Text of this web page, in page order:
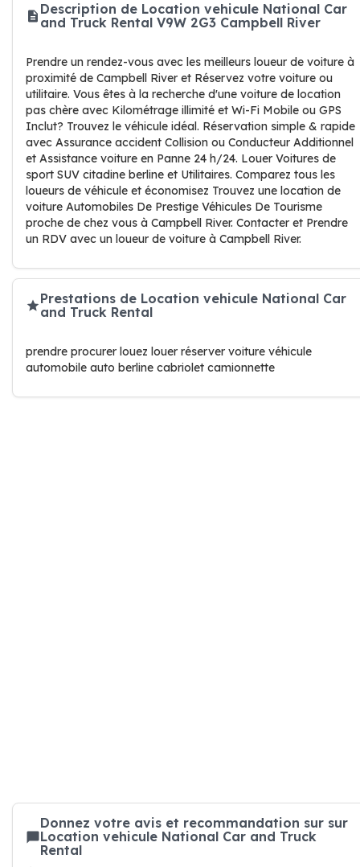
Description de Location vehicule National Car
and Truck Rental V9W 2G3 Campbell River
Prendre un rendez-vous avec les meilleurs loueur de voiture à
proximité de Campbell River et Réservez votre voiture ou
utilitaire. Vous êtes à la recherche d'une voiture de location
pas chère avec Kilométrage illimité et Wi-Fi Mobile ou GPS
Inclut? Trouvez le véhicule idéal. Réservation simple & rapide
avec Assurance accident Collision ou Conducteur Additionnel
et Assistance voiture en Panne 24 h/24. Louer Voitures de
sport SUV citadine berline et Utilitaires. Comparez tous les
loueurs de véhicule et économisez Trouvez une location de
voiture Automobiles De Prestige Véhicules De Tourisme
proche de chez vous à Campbell River. Contacter et Prendre
un RDV avec un loueur de voiture à Campbell River.
Prestations de Location vehicule National Car
and Truck Rental
prendre procurer louez louer réserver voiture véhicule
automobile auto berline cabriolet camionnette
Donnez votre avis et recommandation sur sur
Location vehicule National Car and Truck
Rental